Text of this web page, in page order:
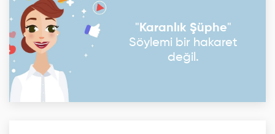
"Karanlık Şüphe"
Söylemi bir hakaret
değil.